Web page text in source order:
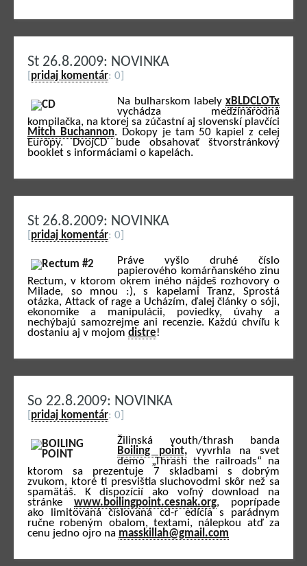
St 26.8.2009: NOVINKA
pridaj komentár: 0]
Na bulharskom labely xBLDCLOTx
vychádza medzinárodná
kompilačka, na ktorej sa zúčastní aj slovenskí plavčíci
Mitch Buchannon. Dokopy je tam 50 kapiel z celej
Európy. DvojCD bude obsahovať štvorstránkový
booklet s informáciami o kapelách.
St 26.8.2009: NOVINKA
pridaj komentár: 0]
Práve vyšlo druhé číslo
papierového komárňanského zinu
Rectum, v ktorom okrem iného nájdeš rozhovory o
Milade, so mnou :), s kapelami Tranz, Sprostá
otázka, Attack of rage a Ucházím, ďalej články o sóji,
ekonomike a manipulácii, poviedky, úvahy a
nechýbajú samozrejme ani recenzie. Každú chvíľu k
dostaniu aj v mojom distre!
So 22.8.2009: NOVINKA
pridaj komentár: 0]
Žilinská youth/thrash banda
Boiling point, vyvrhla na svet
demo „Thrash the railroads“ na
ktorom sa prezentuje 7 skladbami s dobrým
zvukom, ktoré ti presvištia sluchovodmi skôr než sa
spamätáš. K dispozícií ako voľný download na
stránke www.boilingpoint.cesnak.org, poprípade
ako limitovaná číslovaná cd-r edícia s parádnym
ručne robeným obalom, textami, nálepkou atď za
cenu jedno ojro na masskillah@gmail.com